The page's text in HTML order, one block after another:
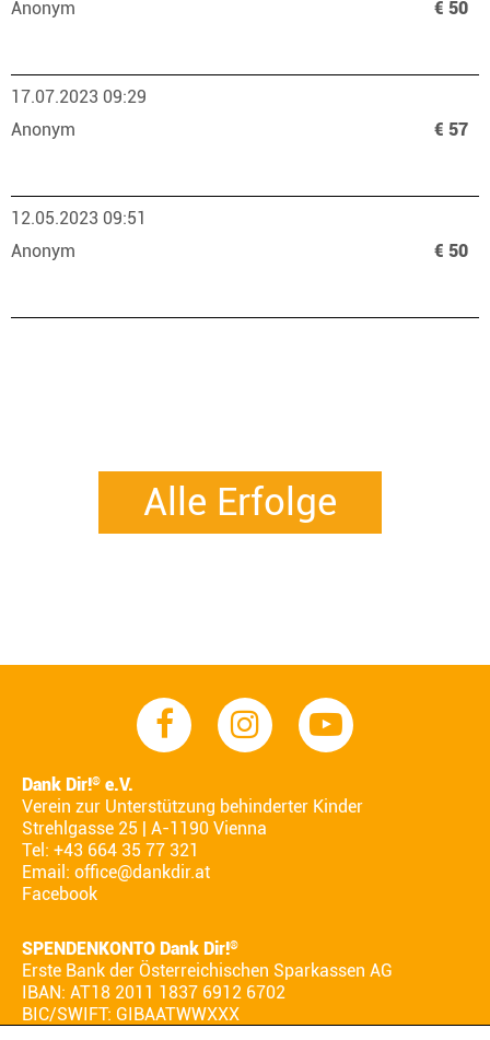
Anonym
€ 50
17.07.2023 09:29
Anonym
€ 57
12.05.2023 09:51
Anonym
€ 50
Alle Erfolge
Dank Dir!® e.V.
Verein zur Unterstützung behinderter Kinder
Strehlgasse 25 | A-1190 Vienna
Tel: +43 664 35 77 321
Email: office@dankdir.at
Facebook
SPENDENKONTO Dank Dir!®
Erste Bank der Österreichischen Sparkassen AG
IBAN: AT18 2011 1837 6912 6702
BIC/SWIFT: GIBAATWWXXX